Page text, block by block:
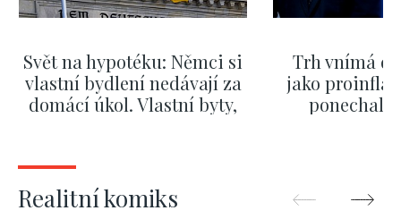
Svět na hypotéku: Němci si
vlastní bydlení nedávají za
domácí úkol. Vlastní byty,
Trh vnímá
jako
ponechali
Realitní komiks